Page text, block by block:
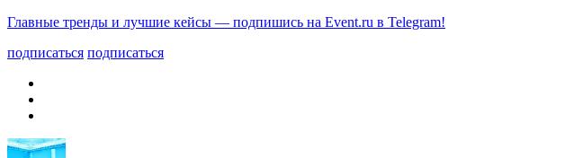
Главные тренды и лучшие кейсы — подпишись на Event.ru в Telegram!
подписаться подписаться